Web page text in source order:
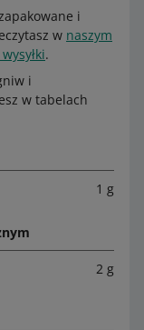
i
w naszym
.
i
w tabelach
1 g
2 g